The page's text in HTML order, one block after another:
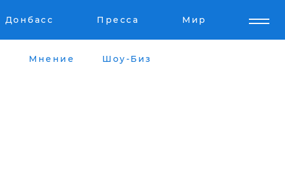
Донбасс Пресса Мир
Мнение Шоу-Биз